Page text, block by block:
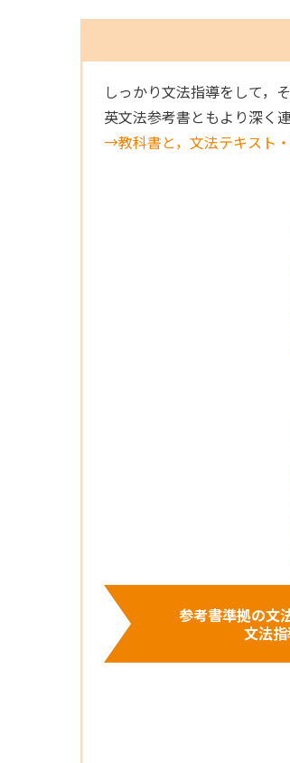
しっかり文法指導をして，
英文法参考書ともより深く
→教科書と，文法テキスト
参考書準拠の文
文法